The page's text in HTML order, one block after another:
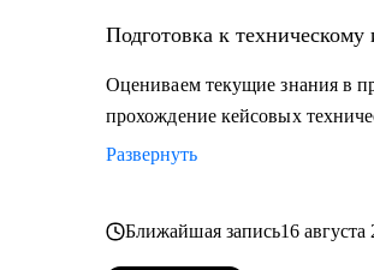
Подготовка к
Оцениваем текущие знания в
прохождение кейсовых
Развернуть
Ближайшая запись16 августа